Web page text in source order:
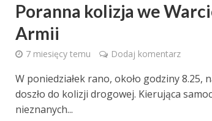
Poranna kolizja we
Armii
7 miesięcy temu Dodaj komentarz
W poniedziałek rano, około godziny 8.25,
doszło do kolizji drogowej. Kierująca
nieznanych...